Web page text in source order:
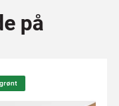
på